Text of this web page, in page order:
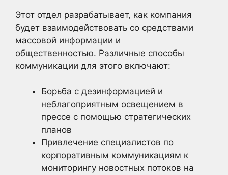
Этот отдел разрабатывает, как компания
будет взаимодействовать со средствами
массовой информации и
общественностью. Различные способы
коммуникации для этого включают:
Борьба с дезинформацией и
неблагоприятным освещением в
прессе с помощью стратегических
планов
Привлечение специалистов по
корпоративным коммуникациям к
мониторингу новостных потоков на